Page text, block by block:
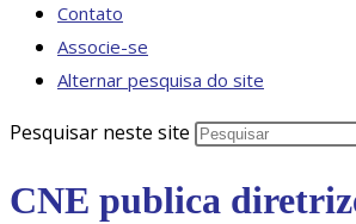
Contato
Associe-se
Alternar pesquisa do site
Pesquisar neste site
CNE publica